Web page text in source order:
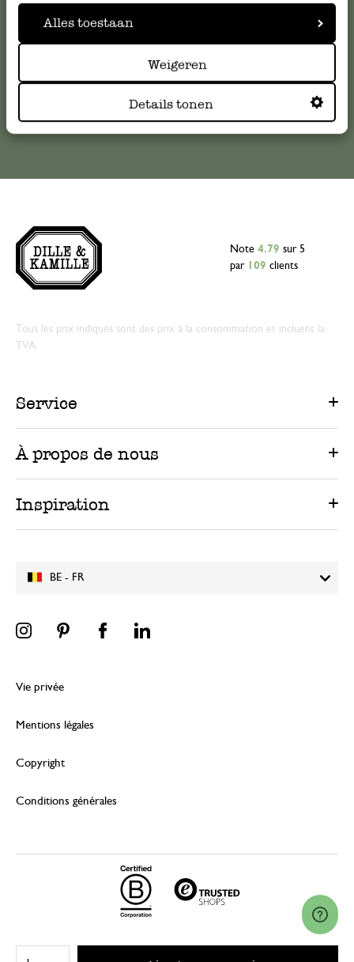
Alles toestaan
Weigeren
Details tonen
serviceclientele@dille-kamille.com
BE - FR
Note 4.79 sur 5
par
109 clients
Tous les prix indiqués sont des prix à la consommation et incluent la
TVA.
Service
À propos de nous
Inspiration
Vie privée
Mentions légales
Copyright
Conditions générales
© 2026 Dille & Kamille (Nederland) B.V.